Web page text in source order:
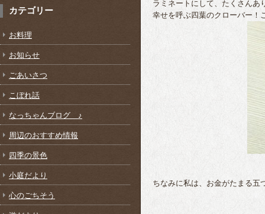
カテゴリー
お料理
お知らせ
ごあいさつ
こぼれ話
なっちゃんブログ ♪
周辺のおすすめ情報
四季の景色
小庭だより
心のごちそう
ラミネートにして、たくさんあ
幸せを呼ぶ四葉のクローバー！
ちなみに私は、お金がたまる五